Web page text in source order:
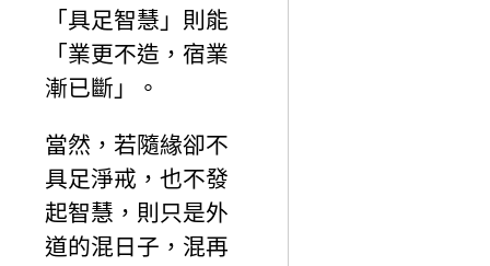
「具足智慧」則能
「業更不造，宿業
漸已斷」。
當然，若隨緣卻不
具足淨戒，也不發
起智慧，則只是外
道的混日子，混再